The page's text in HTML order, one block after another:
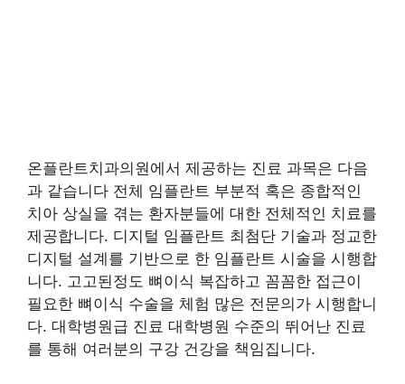
온플란트치과의원에서 제공하는 진료 과목은 다음
과 같습니다 전체 임플란트 부분적 혹은 종합적인
치아 상실을 겪는 환자분들에 대한 전체적인 치료를
제공합니다. 디지털 임플란트 최첨단 기술과 정교한
디지털 설계를 기반으로 한 임플란트 시술을 시행합
니다. 고고된정도 뼈이식 복잡하고 꼼꼼한 접근이
필요한 뼈이식 수술을 체험 많은 전문의가 시행합니
다. 대학병원급 진료 대학병원 수준의 뛰어난 진료
를 통해 여러분의 구강 건강을 책임집니다.